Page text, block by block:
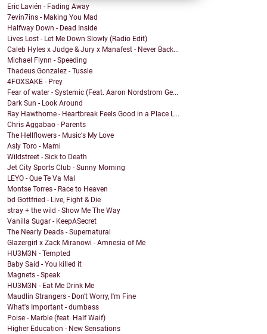
Eric Lavién - Fading Away
7evin7ins - Making You Mad
Halfway Down - Dead Inside
Lives Lost - Let Me Down Slowly (Radio Edit)
Caleb Hyles x Judge & Jury x Manafest - Never Back...
Michael Flynn - Speeding
Thadeus Gonzalez - Tussle
4FOXSAKE - Prey
Fear of water - Systemic (Feat. Aaron Nordstrom Ge...
Dark Sun - Look Around
Ray Hawthorne - Heartbreak Feels Good in a Place L...
Chris Aggabao - Parents
The Hellflowers - Music's My Love
Asly Toro - Mami
Wildstreet - Sick to Death
Jet City Sports Club - Sunny Morning
LEYO - Que Te Va Mal
Montse Torres - Race to Heaven
bd Gottfried - Live, Fight & Die
stray + the wild - Show Me The Way
Vanilla Sugar - KeepASecret
The Nearly Deads - Supernatural
Glazergirl x Zack Miranowi - Amnesia of Me
HU3M3N - Tempted
Baby Said - You killed it
Magnets - Speak
HU3M3N - Eat Me Drink Me
Maudlin Strangers - Don't Worry, I'm Fine
What's Important - dumbass
Poise - Marble (feat. Half Waif)
Higher Education - New Sensations